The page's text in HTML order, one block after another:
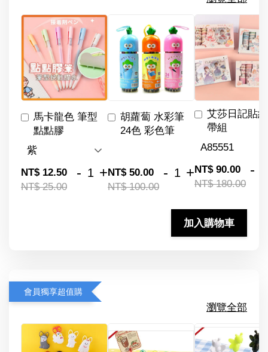
馬卡龍色 筆型
點點膠
NT$ 12.50
NT$ 25.00
- +
胡蘿蔔 水彩筆
24色 彩色筆
NT$ 50.00
NT$ 100.00
- +
艾莎日記貼
帶組
NT$ 90.00
NT$ 180.00
-
加入購物車
會員獨享超值購
瀏覽全部